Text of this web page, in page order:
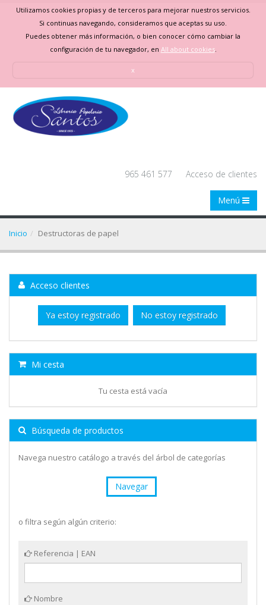
Utilizamos cookies propias y de terceros para mejorar nuestros servicios.
Si continuas navegando, consideramos que aceptas su uso.
Puedes obtener más información, o bien conocer cómo cambiar la
configuración de tu navegador, en All about cookies.
x
965 461 577 Acceso de clientes
Menú
Inicio Destructoras de papel
Acceso clientes
Ya estoy registrado No estoy registrado
Mi cesta
Tu cesta está vacía
Búsqueda de productos
Navega nuestro catálogo a través del árbol de categorías
Navegar
o filtra según algún criterio:
Referencia | EAN
Nombre